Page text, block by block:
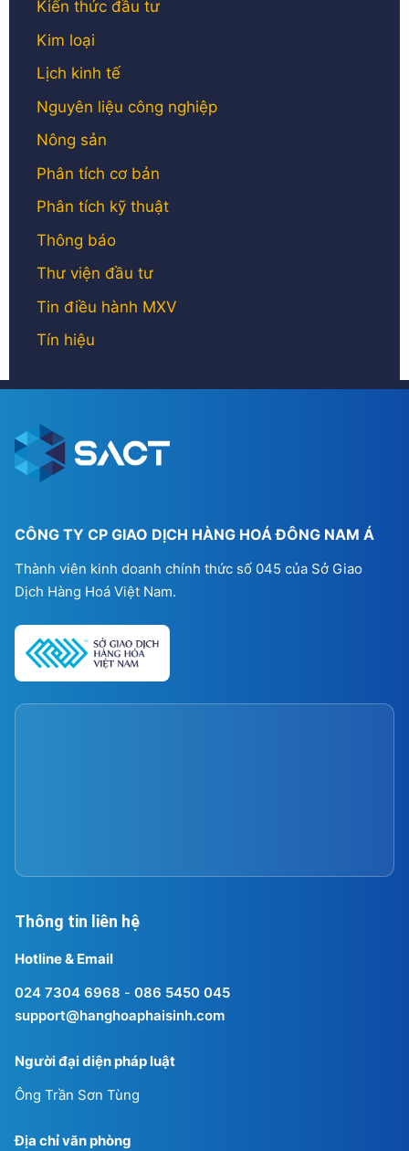
Kiến thức đầu tư
Kim loại
Lịch kinh tế
Nguyên liệu công nghiệp
Nông sản
Phân tích cơ bản
Phân tích kỹ thuật
Thông báo
Thư viện đầu tư
Tin điều hành MXV
Tín hiệu
CÔNG TY CP GIAO DỊCH HÀNG HOÁ ĐÔNG NAM Á
Thành viên kinh doanh chính thức số 045 của Sở Giao
Dịch Hàng Hoá Việt Nam.
Thông tin liên hệ
Hotline & Email
024 7304 6968 - 086 5450 045
support@hanghoaphaisinh.com
Người đại diện pháp luật
Ông Trần Sơn Tùng
Địa chỉ văn phòng